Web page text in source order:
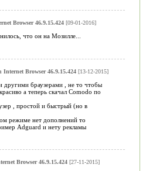
Browser 46.9.15.424[09-01-2016]
что он на Мозилле...
Internet Browser 46.9.15.424[13-12-2015]
другими браузерами , не то чтобы
а теперь скачал Comodo по
, простой и быстрый (но в
режиме нет дополнений то
Adguard и нету рекламы
Browser 46.9.15.424[27-11-2015]